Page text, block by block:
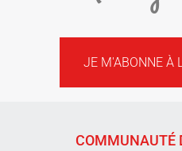
JE M'ABONNE À
COMMUNAUTÉ